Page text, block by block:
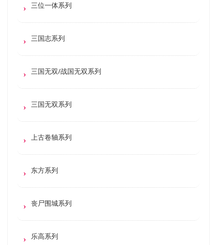
三位一体系列
三国志系列
三国无双/战国无双系列
三国无双系列
上古卷轴系列
东方系列
丧尸围城系列
乐高系列